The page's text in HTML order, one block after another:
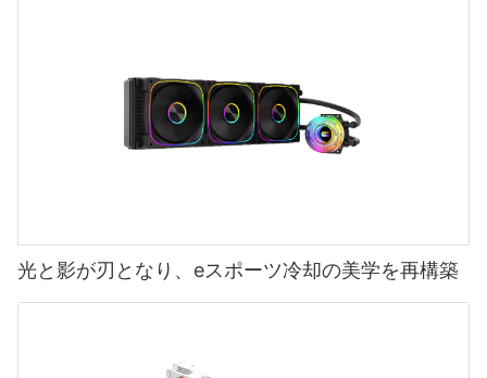
光と影が刃となり、eスポーツ冷却の美学を再構築